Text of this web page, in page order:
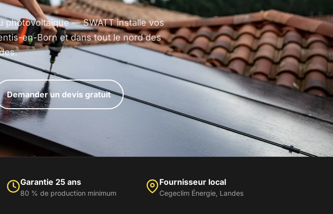
photovoltaïque — SWATT installe vos
en-Born et dans tout le nord des
Demander un devis gratuit
Garantie 25 ans
80 % de production minimum
Fournisseur local
Cegeclim Énergie, Landes